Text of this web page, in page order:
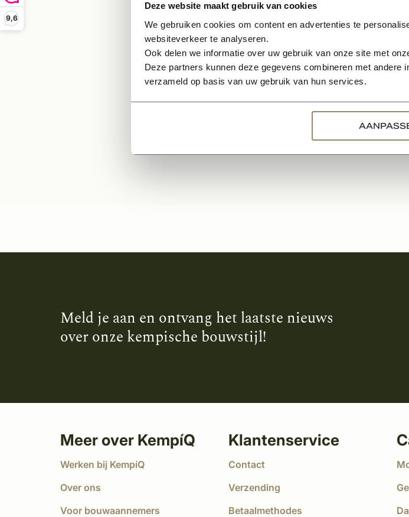
Deze website maakt gebruik van cookies
We gebruiken cookies om content en advertenties te
websiteverkeer te analyseren.
Ook delen we informatie over uw gebruik van onze site met
Deze partners kunnen deze gegevens combineren met
verzameld op basis van uw gebruik van hun services.
9,6
Unieke afwerking
13,95Per stuk BEKIJKEN
Meld je aan en ontvang het laatste nieuws
over onze kempische bouwstijl!
Meer over KempíQ
Werken bij KempíQ
Over ons
Voor bouwaannemers
Klantenservice
Contact
Verzending
Betaalmethodes